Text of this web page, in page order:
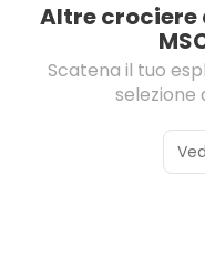
Altre crociere
Scatena il tuo
selezione